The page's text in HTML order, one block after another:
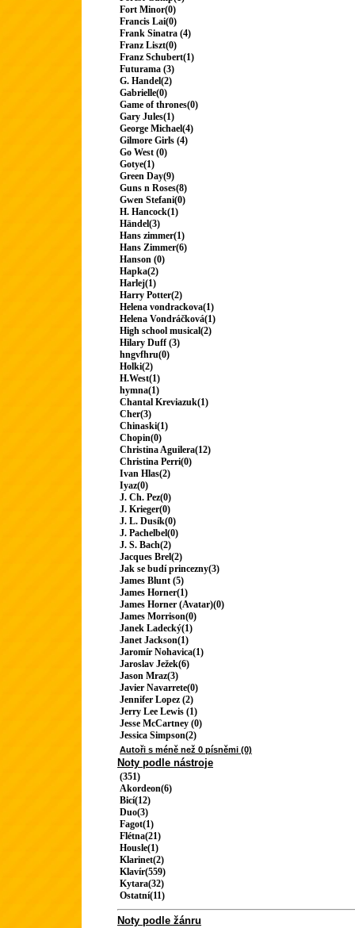
Fort Minor(0)
Francis Lai(0)
Frank Sinatra (4)
Franz Liszt(0)
Franz Schubert(1)
Futurama (3)
G. Handel(2)
Gabrielle(0)
Game of thrones(0)
Gary Jules(1)
George Michael(4)
Gilmore Girls (4)
Go West (0)
Gotye(1)
Green Day(9)
Guns n Roses(8)
Gwen Stefani(0)
H. Hancock(1)
Händel(3)
Hans zimmer(1)
Hans Zimmer(6)
Hanson (0)
Hapka(2)
Harlej(1)
Harry Potter(2)
Helena vondrackova(1)
Helena Vondráčková(1)
High school musical(2)
Hilary Duff (3)
hngvfhru(0)
Holki(2)
H.West(1)
hymna(1)
Chantal Kreviazuk(1)
Cher(3)
Chinaski(1)
Chopin(0)
Christina Aguilera(12)
Christina Perri(0)
Ivan Hlas(2)
Iyaz(0)
J. Ch. Pez(0)
J. Krieger(0)
J. L. Dusík(0)
J. Pachelbel(0)
J. S. Bach(2)
Jacques Brel(2)
Jak se budí princezny(3)
James Blunt (5)
James Horner(1)
James Horner (Avatar)(0)
James Morrison(0)
Janek Ladecký(1)
Janet Jackson(1)
Jaromír Nohavica(1)
Jaroslav Ježek(6)
Jason Mraz(3)
Javier Navarrete(0)
Jennifer Lopez (2)
Jerry Lee Lewis (1)
Jesse McCartney (0)
Jessica Simpson(2)
Autoři s méně než 0 písněmi (0)
Noty podle nástroje
(351)
Akordeon(6)
Bicí(12)
Duo(3)
Fagot(1)
Flétna(21)
Housle(1)
Klarinet(2)
Klavír(559)
Kytara(32)
Ostatní(11)
Noty podle žánru